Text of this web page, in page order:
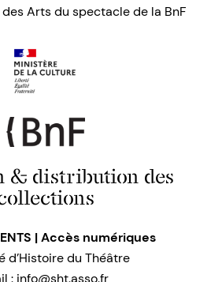
Arts du spectacle de la BnF
& distribution des
| Accès numériques
d’Histoire du Théâtre
: info@sht.asso.fr